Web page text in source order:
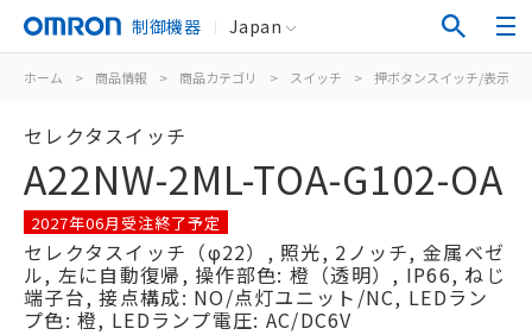
制御機器 Japan
ホーム > 商品情報 > 商品カテゴリ > スイッチ > 押ボタンスイッチ/表示灯
セレクタスイッチ
A22NW-2ML-TOA-G102-OA
2027年06月受注終了予定
セレクタスイッチ（φ22）, 照光, 2ノッチ, 金属ベゼ
ル, 左に自動復帰, 操作部色: 橙（透明）, IP66, ねじ
端子台, 接点構成: NO/点灯ユニット/NC, LEDラン
プ色: 橙, LEDランプ電圧: AC/DC6V